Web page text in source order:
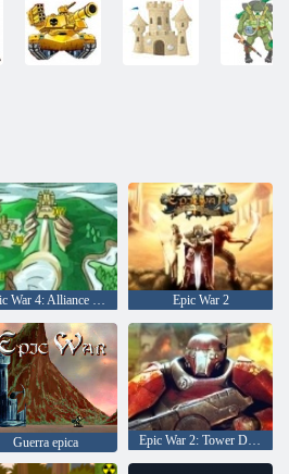
Epic War 4: Alliance of Heroes Epic War 2
Guerra epica Epic War 2: Tower Defense